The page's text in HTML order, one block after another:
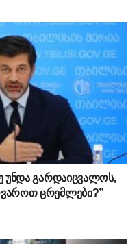
უნდა გარდაიცვალოს,
ცრემლები?”